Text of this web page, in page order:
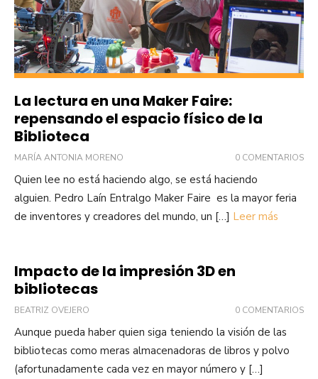
La lectura en una Maker Faire:
repensando el espacio físico de la
Biblioteca
MARÍA ANTONIA MORENO 0 COMENTARIOS
Quien lee no está haciendo algo, se está haciendo
alguien. Pedro Laín Entralgo Maker Faire es la mayor feria
de inventores y creadores del mundo, un […] Leer más
Impacto de la impresión 3D en
bibliotecas
BEATRIZ OVEJERO 0 COMENTARIOS
Aunque pueda haber quien siga teniendo la visión de las
bibliotecas como meras almacenadoras de libros y polvo
(afortunadamente cada vez en mayor número y […]